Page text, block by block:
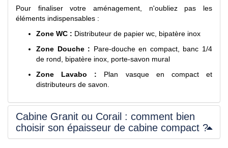
Pour finaliser votre aménagement, n'oubliez pas les
éléments indispensables :
Zone WC : Distributeur de papier wc, bipatère inox
Zone Douche : Pare-douche en compact, banc 1/4
de rond, bipatère inox, porte-savon mural
Zone Lavabo : Plan vasque en compact et
distributeurs de savon.
Cabine Granit ou Corail : comment bien
choisir son épaisseur de cabine compact ?